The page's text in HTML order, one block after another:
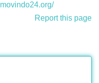
Report this page